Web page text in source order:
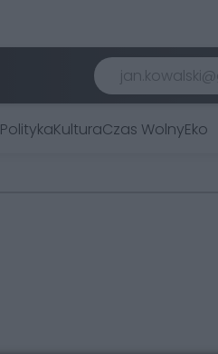
PolitykaKulturaCzas WolnyEko